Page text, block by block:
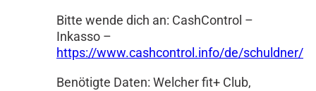
Bitte wende dich an: CashControl –
Inkasso –
https://www.cashcontrol.info/de/schuldner/
Benötigte Daten: Welcher fit+ Club,